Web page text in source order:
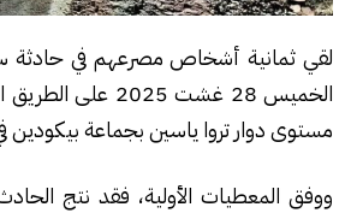
لقي ثمانية أشخاص مصرعهم في حادثة
مستوى دوار تروا ياسين بجماعة بيكودين
ووفق المعطيات الأولية، فقد نتج